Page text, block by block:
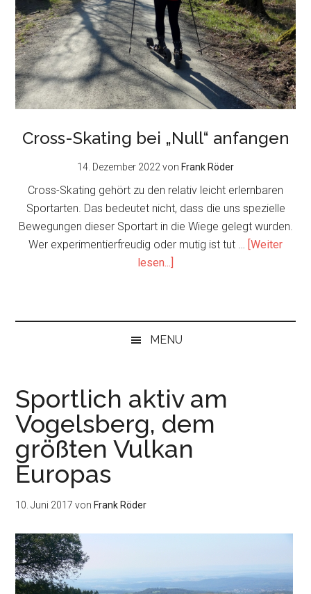
Cross-Skating bei „Null“ anfangen
14. Dezember 2022von Frank Röder
Cross-Skating gehört zu den relativ leicht erlernbaren
Sportarten. Das bedeutet nicht, dass die uns spezielle
Bewegungen dieser Sportart in die Wiege gelegt wurden.
Wer experimentierfreudig oder mutig ist tut … [Weiter
lesen...]
„Null“
MENU
Sportlich aktiv am
Vogelsberg, dem
größten Vulkan
Europas
10. Juni 2017 von Frank Röder